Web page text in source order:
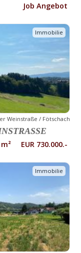
Job Angebot
Immobilie
Weinstraße / Fötschach
m² EUR 730.000.-
Immobilie